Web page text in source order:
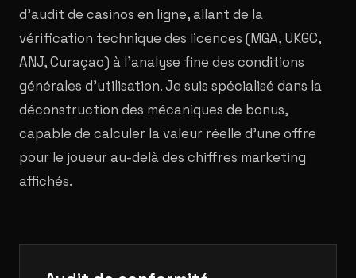
d'audit de casinos en ligne, allant de la
vérification technique des licences (MGA, UKGC,
ANJ, Curaçao) à l'analyse fine des conditions
générales d'utilisation. Je suis spécialisé dans la
déconstruction des mécaniques de bonus,
capable de calculer la valeur réelle d'une offre
pour le joueur au-delà des chiffres marketing
affichés.